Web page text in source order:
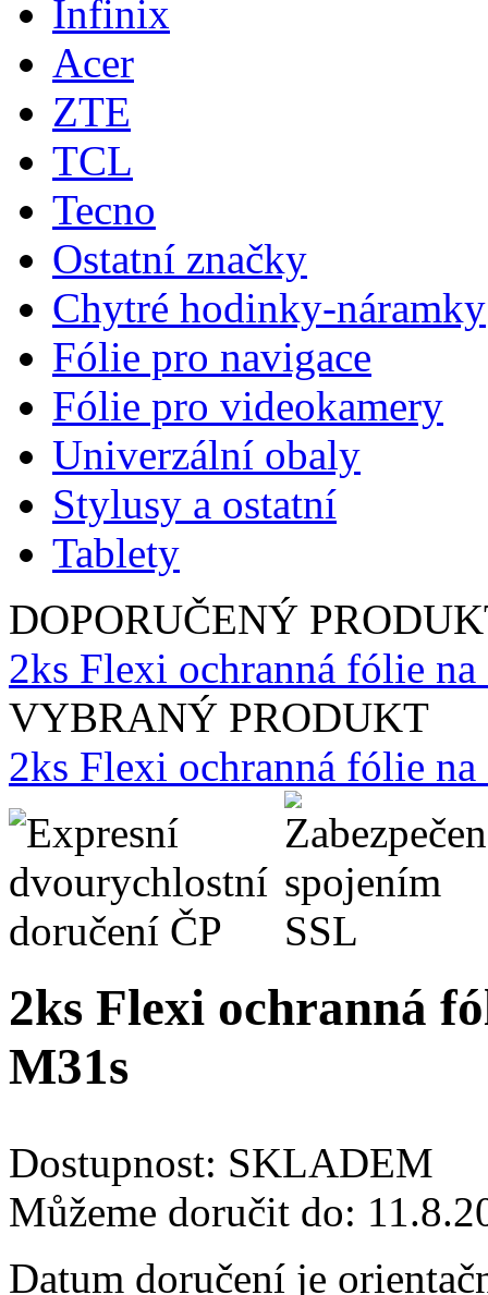
Infinix
Acer
ZTE
TCL
Tecno
Ostatní značky
Chytré hodinky-náramky
Fólie pro navigace
Fólie pro videokamery
Univerzální obaly
Stylusy a ostatní
Tablety
DOPORUČENÝ
2ks Flexi ochranná fólie
VYBRANÝ PRODUKT
2ks Flexi ochranná fólie
2ks Flexi ochranná
M31s
Dostupnost: SKLADEM
Můžeme doručit do:
Datum doručení je